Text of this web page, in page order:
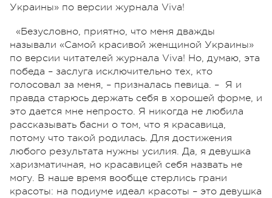
Украины» по версии журнала Viva!
«Безусловно, приятно, что меня дважды
называли «Самой красивой женщиной Украины»
по версии читателей журнала Viva! Но, думаю, эта
победа – заслуга исключительно тех, кто
голосовал за меня, – призналась певица. – Я и
правда старюсь держать себя в хорошей форме, и
это дается мне непросто. Я никогда не любила
рассказывать басни о том, что я красавица,
потому что такой родилась. Для достижения
любого результата нужны усилия. Да, я девушка
харизматичная, но красавицей себя назвать не
могу. В наше время вообще стерлись грани
красоты: на подиуме идеал красоты – это девушка